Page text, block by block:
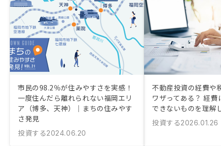
市民の98.2％が住みやすさを実感！
一度住んだら離れられない福岡エリ
ア（博多、天神）｜まちの住みやす
さ発見
投資する2024.06.20
不動産投資の経費や
ワザってある？ 経
できないものを理解
投資する2026.01.26